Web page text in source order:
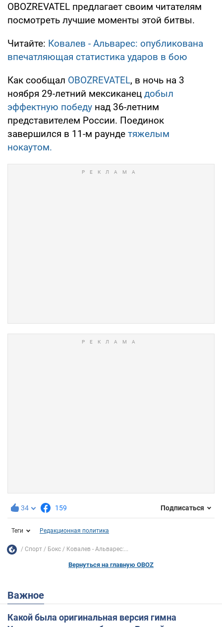
OBOZREVATEL предлагает своим читателям
посмотреть лучшие моменты этой битвы.
Читайте: Ковалев - Альварес: опубликована
впечатляющая статистика ударов в бою
Как сообщал OBOZREVATEL, в ночь на 3
ноября 29-летний мексиканец добыл
эффектную победу над 36-летним
представителем России. Поединок
завершился в 11-м раунде тяжелым
нокаутом.
34 159 Подписаться
Теги Редакционная политика
Спорт Бокс Ковалев - Альварес:...
Вернуться на главную OBOZ
Важное
Какой была оригинальная версия гимна